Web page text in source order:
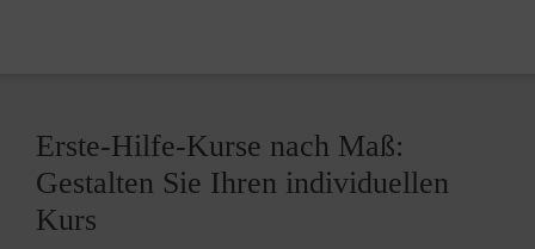
Erste-Hilfe-Kurse nach Maß:
Gestalten Sie Ihren individuellen
Kurs